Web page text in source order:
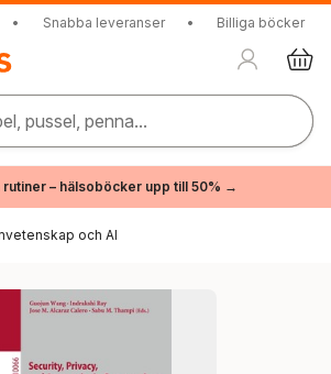
• Snabba leveranser • Billiga böcker
pussel, penna...
rutiner – hälsoböcker upp till 50% →
och AI